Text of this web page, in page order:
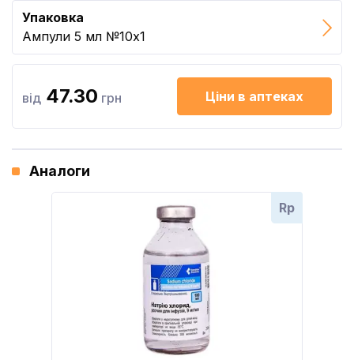
Упаковка
Ампули 5 мл №10x1
від 47.30 грн Ціни в аптеках
Аналоги
Rp